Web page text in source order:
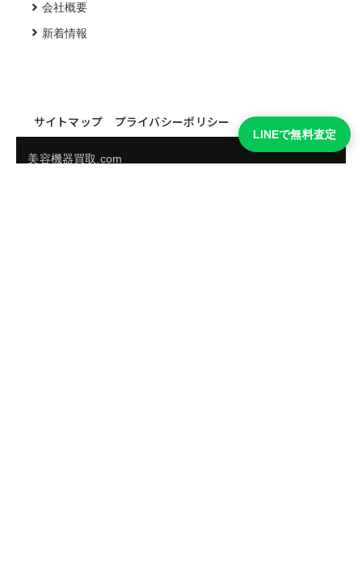
会社概要
新着情報
サイトマップ プライバシーポリシー
美容機器買取.com
LINEで無料査定